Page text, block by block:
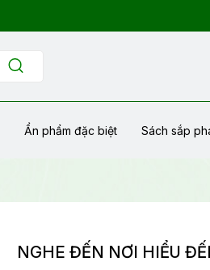
Ẩn phẩm đặc biệt Sách sắp
NGHE ĐẾN NƠI HIỂU